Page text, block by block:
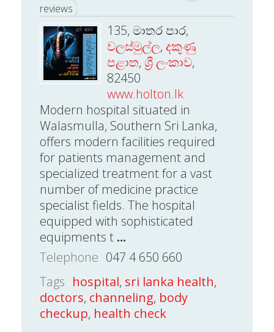
reviews
135, මාතර පාර,
වලස්මුල්ල, දකූණු
පළාත, ශ්‍රී ලංකාව,
82450
www.holton.lk
Modern hospital situated in
Walasmulla, Southern Sri Lanka,
offers modern facilities required
for patients management and
specialized treatment for a vast
number of medicine practice
specialist fields. The hospital
equipped with sophisticated
equipments t ...
Telephone 047 4 650 660
Tags hospital, sri lanka health,
doctors, channeling, body
checkup, health check